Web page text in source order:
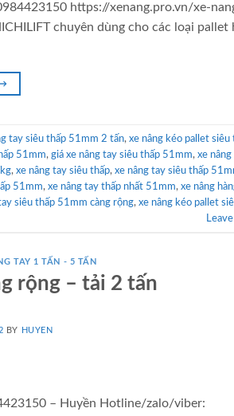
https://xenang.pro.vn/xe-
chuyên dùng cho các loại pallet
tay siêu thấp 51mm 2 tấn, xe nâng kéo pallet siêu
51mm, giá xe nâng tay siêu thấp 51mm, xe
, xe nâng tay siêu thấp, xe nâng tay siêu thấp
51mm, xe nâng tay thấp nhất 51mm, xe nâng
siêu thấp 51mm càng rộng, xe nâng kéo pallet
TAY 1 TẤN - 5 TẤN
rộng – tải 2 tấn
BY HUYEN
– Huyền Hotline/zalo/viber: